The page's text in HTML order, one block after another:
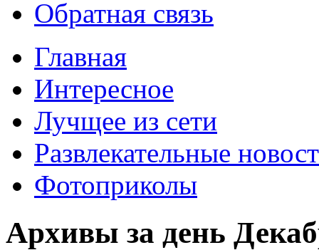
Обратная связь
Главная
Интересное
Лучщее из сети
Развлекательные
Фотоприколы
Архивы за день